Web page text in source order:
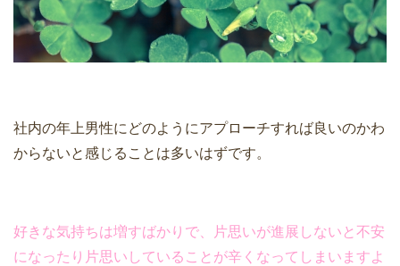
社内の年上男性にどのようにアプローチすれば良いのかわ
からないと感じることは多いはずです。
好きな気持ちは増すばかりで、片思いが進展しないと不安
になったり片思いしていることが辛くなってしまいますよ